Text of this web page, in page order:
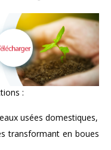
:
usées domestiques,
transformant en boues